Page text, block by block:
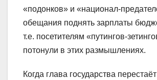
«подонков» и «национал-
обещания поднять зарплаты
т.е. посетителям «путингов-
потонули в этих размышлениях.
Когда глава государства